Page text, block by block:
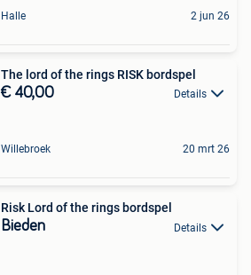
Halle 2 jun 26
The lord of the rings RISK bordspel
€ 40,00 Details
Willebroek 20 mrt 26
Risk Lord of the rings bordspel
Bieden Details